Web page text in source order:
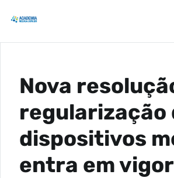
Nova
regularização
dispositivos
entra em